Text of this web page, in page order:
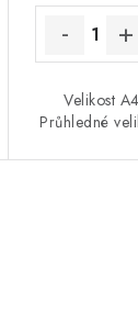
Velikost
Průhledné